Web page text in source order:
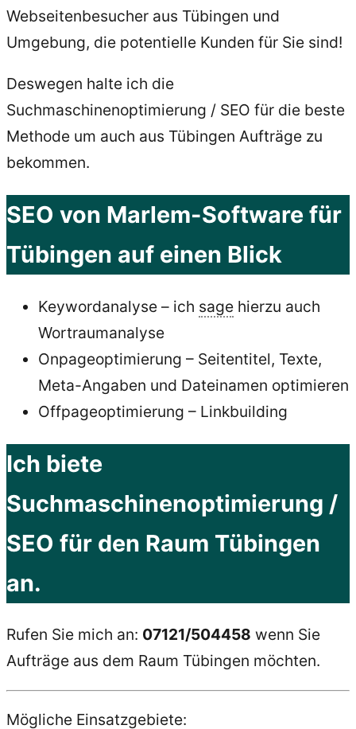
Webseitenbesucher aus Tübingen und
Umgebung, die potentielle Kunden für Sie sind!
Deswegen halte ich die
Suchmaschinenoptimierung / SEO für die beste
Methode um auch aus Tübingen Aufträge zu
bekommen.
SEO von Marlem-Software für
Tübingen auf einen Blick
Keywordanalyse – ich sage hierzu auch
Wortraumanalyse
Onpageoptimierung – Seitentitel, Texte,
Meta-Angaben und Dateinamen optimieren
Offpageoptimierung – Linkbuilding
Ich biete
Suchmaschinenoptimierung /
SEO für den Raum Tübingen
an.
Rufen Sie mich an: 07121/504458 wenn Sie
Aufträge aus dem Raum Tübingen möchten.
Mögliche Einsatzgebiete: